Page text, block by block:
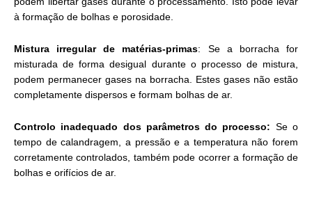
à formação de bolhas e porosidade.
Mistura irregular de matérias-primas: Se a borracha for
misturada de forma desigual durante o processo de mistura,
podem permanecer gases na borracha. Estes gases não estão
completamente dispersos e formam bolhas de ar.
Controlo inadequado dos parâmetros do processo: Se o
tempo de calandragem, a pressão e a temperatura não forem
corretamente controlados, também pode ocorrer a formação de
bolhas e orifícios de ar.